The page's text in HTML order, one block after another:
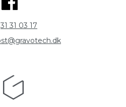
31 31 03 17